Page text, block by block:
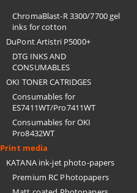
ChromaBlast-R 3300/7700 gel
inks for cotton
DuPont Artistri P5000+
DTG INKS AND
CONSUMABLES
OKI TONER CATRIDGES
Consumables for
ES7411WT/Pro7411WT
Consumables for OKI
Pro8432WT
Print media
KATANA ink-jet photo-papers
Premium RC Photopapers